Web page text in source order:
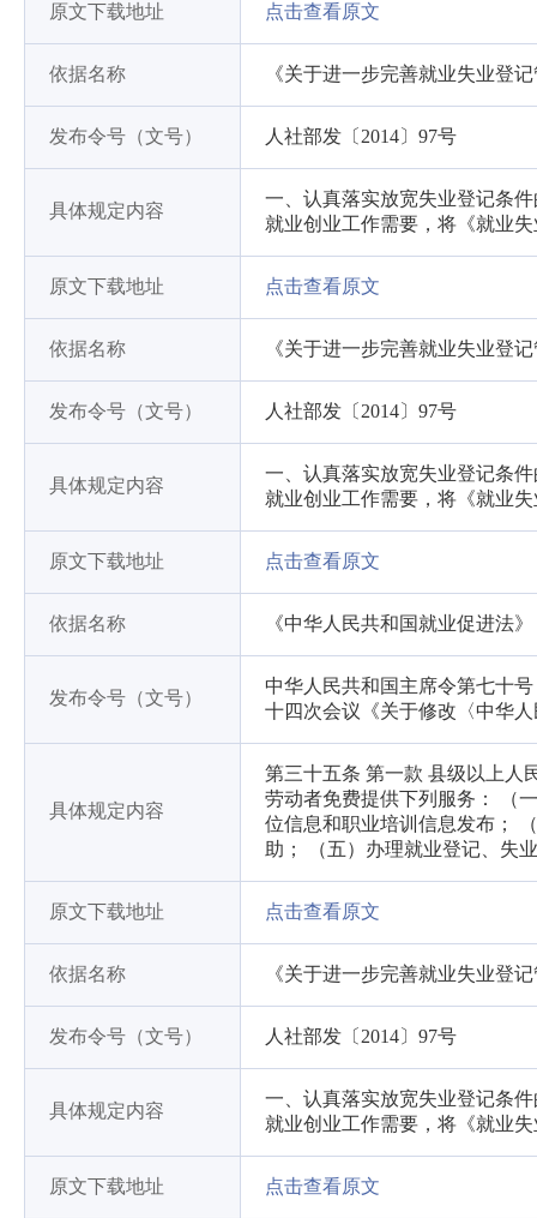
原文下载地址 点击查看原文
依据名称 《关于进一步完善就业失业登
发布令号（文号） 人社部发〔2014〕97号
具体规定内容
一、认真落实放宽失业登记条
就业创业工作需要，将《就业
原文下载地址 点击查看原文
依据名称 《关于进一步完善就业失业登
发布令号（文号） 人社部发〔2014〕97号
具体规定内容
一、认真落实放宽失业登记条
就业创业工作需要，将《就业
原文下载地址 点击查看原文
依据名称 《中华人民共和国就业促进法》
发布令号（文号）
中华人民共和国主席令第七十
十四次会议《关于修改〈中华
具体规定内容
第三十五条 第一款 县级以上人
劳动者免费提供下列服务： （
位信息和职业培训信息发布；
助； （五）办理就业登记、失
原文下载地址 点击查看原文
依据名称 《关于进一步完善就业失业登
发布令号（文号） 人社部发〔2014〕97号
具体规定内容
一、认真落实放宽失业登记条
就业创业工作需要，将《就业
原文下载地址 点击查看原文